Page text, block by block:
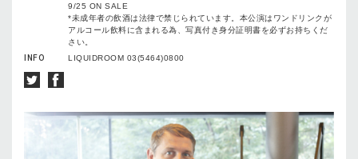
9/25 ON SALE
*未成年者の飲酒は法律で禁じられています。本公演はワンドリンクが
アルコール飲料に含まれる為、写真付き身分証明書を必ずお持ちくだ
さい。
INFO
LIQUIDROOM 03(5464)0800